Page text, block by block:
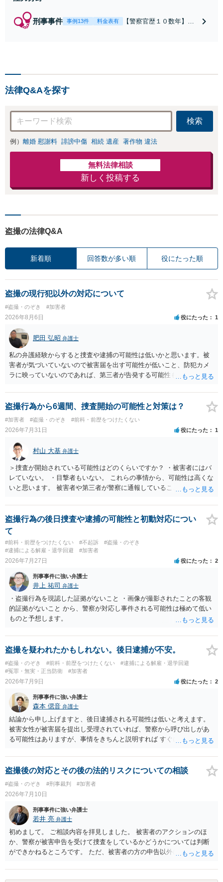
刑事事件 事例13件 料金表有
【警察官歴１０数年】
力。少年事件／告訴・告
法律Q&Aを探す
検索
例） 離婚 慰謝料 誹謗中傷 相続 遺産 著作物 違法
無料法律相談
新しく投稿する
盗撮の法律Q&A
新着順 回答数が多い順 役にたった順
盗撮の現行犯以外の対応について
#盗撮・のぞき #加害者
2026年8月6日 役にたった 1
肥田 弘昭 弁護士
私の弁護経験からすると捜査や逮捕の可能性は低いかと思います。被
害者が気づいていないので被害届を出す可能性が低いこと、防犯カメ
ラに映っていないのであれば、第三者が告発する可能性も低いこと、
座る女性を盗撮(全体像写真1枚と5秒程度の動画)してしまいました。下
着や胸など強調したものではありません。」とありますが、少なくと
も捜査段階では性的姿態等撮影罪の被疑事実で逮捕勾留されるケース
が私の弁護経験では多くなった印象です（最終的には不起訴ないし各
都道府県の迷惑防止条例違反になることもあります）。2度としないこ
とをお勧めいたします。ご参考にしてください。
盗撮行為から6週間、捜査開始の可能性と対策は？
#加害者 #盗撮・のぞき #前科・前歴をつけたくない
2026年7月31日 役にたった 1
村山 大基 弁護士
＞捜査が開始されている可能性はどのくらいですか？ ・被害者にはバ
レていない。 ・目撃者もいない。 これらの事情から、可能性は高くな
いと思います。 被害者や第三者が警察に通報していることは考えにく
からです。 保護観察期間中とのことですので、 必要なら医師の診察を
受けるなども検討なさると良いと思います。
盗撮行為の後日捜査や逮捕の可能性と初動対応につい
て
#前科・前歴をつけたくない #不起訴
#盗撮・のぞき
#逮捕による解雇・退学回避
#加害者
2026年7月27日 役にたった 2
刑事事件に強い弁護士
井上 祐司 弁護士
・盗撮行為を現認した証拠がないこと ・画像が撮影されたことの客観
的証拠がないこと から、警察が対応し事件される可能性は極めて低い
ものと予想します。
盗撮を疑われたかもしれない。後日逮捕が不安。
#盗撮・のぞき #前科・前歴をつけたくない
#逮捕による解雇・退学回避
#冤罪・無実・正当防衛
#加害者
2026年7月9日 役にたった 2
刑事事件に強い弁護士
森本 偲音 弁護士
結論から申し上げますと、後日逮捕される可能性は低いと考えます。
被害女性が被害届を提出し受理されていれば、警察から呼び出しがあ
る可能性はありますが、事情をきちんと説明すれば すぐに逮捕される
の画像が盗撮した画像等であれば別途問題となる可能性はあります
が、被害者が特定できない以上、 立件することは難しく、厳重注意で
盗撮後の対応とその後の法的リスクについての相談
#盗撮・のぞき #刑事裁判 #加害者
2026年7月10日
刑事事件に強い弁護士
若井 亮 弁護士
初めまして。 ご相談内容を拝見しました。 被害者のアクションのほ
か、警察が被害申告を受けて捜査をしているかどうかについては判断
ができかねるところです。 ただ、被害者の方の申告以外に証拠が無い
す。 万が一、警察から連絡が来るようなことがあれば、その際に改め